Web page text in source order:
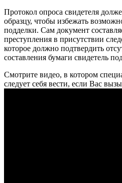
Протокол опроса свидетеля
образцу, чтобы избежать
подделки. Сам документ
преступления в присутствии
которое должно подтвердить
составления бумаги свидетель
Смотрите видео, в котором
следует себя вести, если Вас